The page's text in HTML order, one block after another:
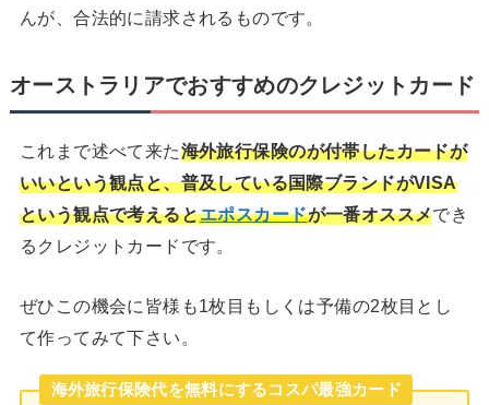
んが、合法的に請求されるものです。
オーストラリアでおすすめのクレジットカード
これまで述べて来た海外旅行保険のが付帯したカードが
いいという観点と、普及している国際ブランドがVISA
という観点で考えるとエポスカードが一番オススメでき
るクレジットカードです。
ぜひこの機会に皆様も1枚目もしくは予備の2枚目とし
て作ってみて下さい。
海外旅行保険代を無料にするコスパ最強カード